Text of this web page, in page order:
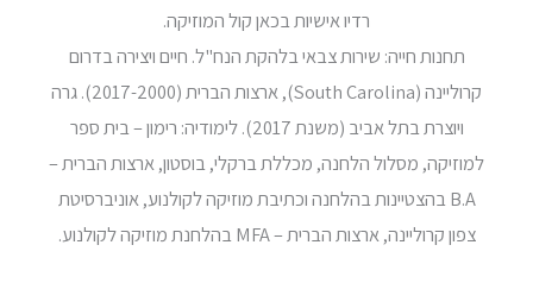
רדיו אישיות בכאן קול המוזיקה.
תחנות חייה: שירות צבאי בלהקת הנח"ל. חיים ויצירה בדרום
קרוליינה (South Carolina), ארצות הברית (2017-2000). גרה
ויוצרת בתל אביב (משנת 2017). לימודיה: רימון – בית ספר
למוזיקה, מסלול הלחנה, מכללת ברקלי, בוסטון, ארצות הברית –
B.A בהצטיינות בהלחנה וכתיבת מוזיקה לקולנוע, אוניברסיטת
צפון קרוליינה, ארצות הברית – MFA בהלחנת מוזיקה לקולנוע.